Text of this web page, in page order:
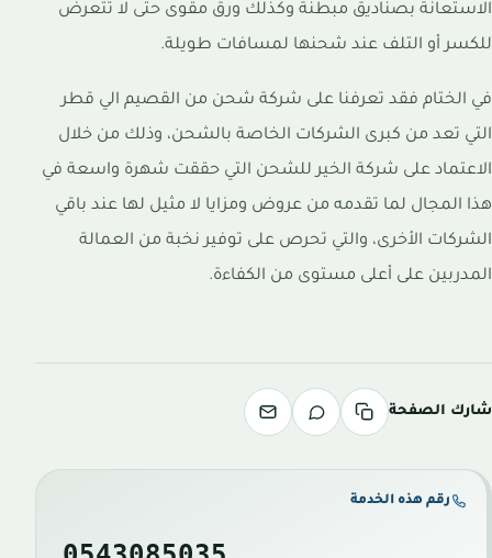
الاستعانة بصناديق مبطنة وكذلك ورق مقوى حتى لا تتعرض
للكسر أو التلف عند شحنها لمسافات طويلة.
في الختام فقد تعرفنا على شركة شحن من القصيم الي قطر
التي تعد من كبرى الشركات الخاصة بالشحن، وذلك من خلال
الاعتماد على شركة الخير للشحن التي حققت شهرة واسعة في
هذا المجال لما تقدمه من عروض ومزايا لا مثيل لها عند باقي
الشركات الأخرى، والتي تحرص على توفير نخبة من العمالة
المدربين على أعلى مستوى من الكفاءة.
شارك الصفحة
رقم هذه الخدمة